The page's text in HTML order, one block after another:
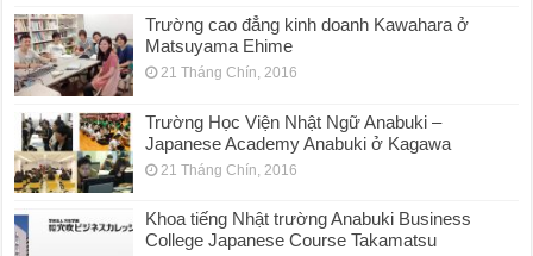
Trường cao đẳng kinh doanh Kawahara ở
Matsuyama Ehime
21 Tháng Chín, 2016
Trường Học Viện Nhật Ngữ Anabuki –
Japanese Academy Anabuki ở Kagawa
21 Tháng Chín, 2016
Khoa tiếng Nhật trường Anabuki Business
College Japanese Course Takamatsu